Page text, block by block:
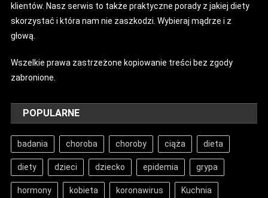
klientów. Nasz serwis to także praktyczne porady z jakiej diety
skorzystać i która nam nie zaszkodzi. Wybieraj mądrze i z
głową.
Wszelkie prawa zastrzeżone kopiowanie treści bez zgody
zabronione.
POPULARNE
badania choroba choroby ciąża dieta
diety dzieci dziecko epidemia grypa
hormony kobieta koronawirus Kuchnia